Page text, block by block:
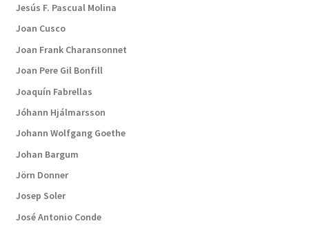
Jesús F. Pascual Molina
Joan Cusco
Joan Frank Charansonnet
Joan Pere Gil Bonfill
Joaquín Fabrellas
Jóhann Hjálmarsson
Johann Wolfgang Goethe
Johan Bargum
Jörn Donner
Josep Soler
José Antonio Conde